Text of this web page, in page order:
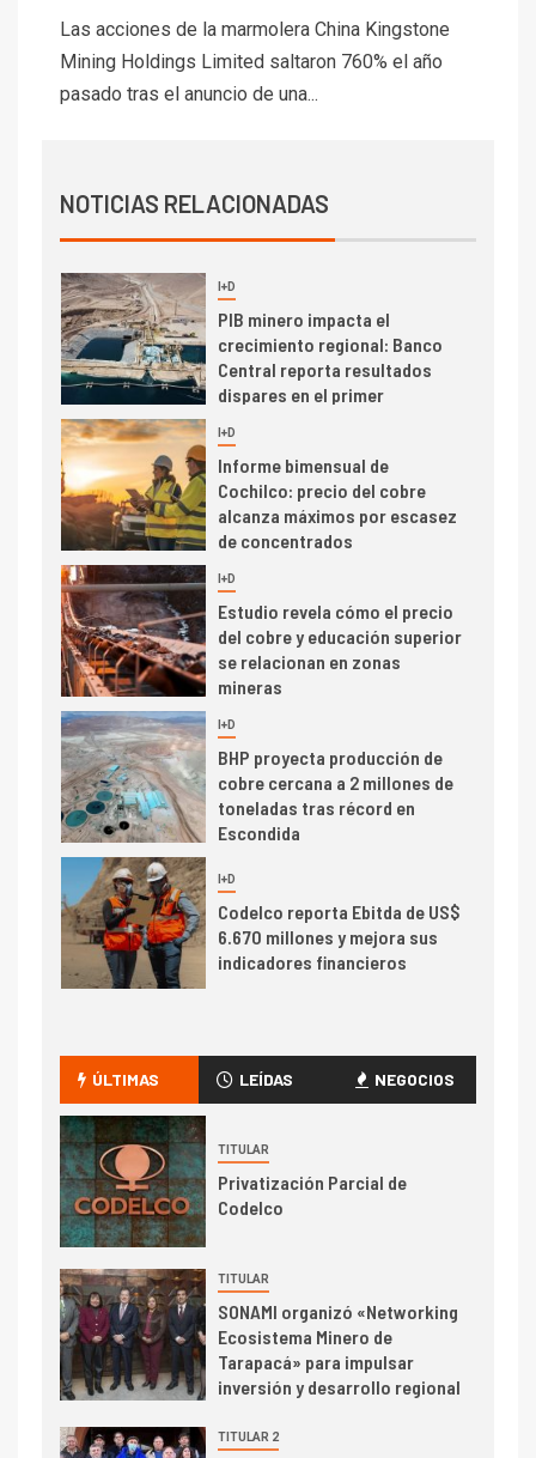
Las acciones de la marmolera China Kingstone
Mining Holdings Limited saltaron 760% el año
pasado tras el anuncio de una...
NOTICIAS RELACIONADAS
PIB minero impacta el
crecimiento regional: Banco
dispares en el primer
Cochilco: precio del cobre
de concentrados
5 I+D
Estudio revela cómo el precio
del cobre y educación superior
se relacionan en zonas
mineras
6 I+D
BHP proyecta producción de
cobre cercana a 2 millones de
toneladas tras récord en
Escondida
7 I+D
Codelco reporta Ebitda de US$
6.670 millones y mejora sus
indicadores financieros
1 I+D
Codelco Ventanas prueba
camión 100% eléctrico para
transportar cátodos al Puerto
de San Antonio
I+D
Producción minera en mayo de
2026 cae 10,6%
crecimiento regional: Banco
Central reporta resultados
trimestre
4 I+D
Informe bimensual de
Cochilco: precio del cobre
de concentrados
5 I+D
Estudio revela cómo el precio
del cobre y educación superior
se relacionan en zonas
I+D
ÚLTIMAS LEÍDAS NEGOCIOS
TITULAR
Privatización Parcial de
Codelco
TITULAR
SONAMI organizó «Networking
Ecosistema Minero de
Tarapacá» para impulsar
inversión y desarrollo regional
TITULAR 2